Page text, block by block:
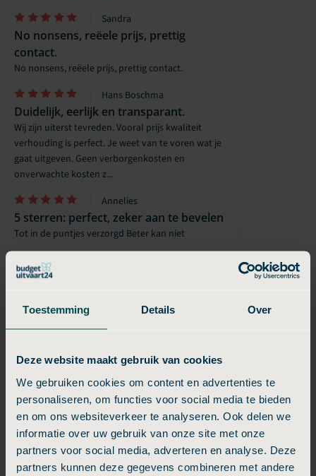
Toestemming Details Over
Deze website maakt gebruik van cookies
We gebruiken cookies om content en advertenties te
personaliseren, om functies voor social media te bieden
en om ons websiteverkeer te analyseren. Ook delen we
informatie over uw gebruik van onze site met onze
partners voor social media, adverteren en analyse. Deze
partners kunnen deze gegevens combineren met andere
Sandra
No nonsens, reëele prijs, prettig
contact.
No nonsens, reëele prijs, prettig contact.
Hans Boschma
Duidelijk, eerlijk en transparant.
Wij zijn uiterst tevreden. Vooral prijs kwaliteit
verhouding is perfect. Je weet van te voren wat je
gaat uitgeven. Geen verborgenkosten en
onverwachte kosten z...
Annelies
5 sterren: perfect, zeker aan te bevelen
Tot in de puntjes verzorgd Beter kan niet
Budgettips
Hoe gaat u goed om met de kosten van een uitvaart in Nieuwkuyk?
Een uitvaart in Nieuwkuyk hoeft niet onbetaalbaar te zijn. Door
vooraf wensen op een rij te zetten en te kiezen voor een pakket dat
past bij de situatie, kan veel geld worden bespaard.
Budgetuitvaart24 biedt drie duidelijke pakketten:Essentie ,Compact